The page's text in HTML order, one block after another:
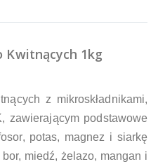
Kwitnących 1kg
z mikroskładnikami,
zawierającym podstawowe
potas, magnez i siarkę
miedź, żelazo, mangan i